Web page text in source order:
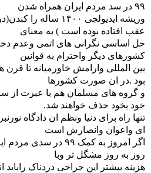
۹۹ در سد مردم ایران همراه شدن
وریشه ایدیولجی ۱۴۰۰
عقب افتاده بوده است ) به معنای
حل اساسی نگرانی های اتمی وعدم
کشورهای دیگر واحترام به قوانین
بین المللی وارامش خاورمیانه تا قرن
بود .در ان صورت کشورها
و گروه های مسلمان هم با عبرت از
خود بخود حذف خواهند شد.
تنها راه برای دنیا ونظم ان دادگاه
ای واعوان وانصارش است
اگر امروز به کمک ۹۹ در
روز به روز مشگل تر وبا
هزینه بیشتر این جراحی دردناک راباید